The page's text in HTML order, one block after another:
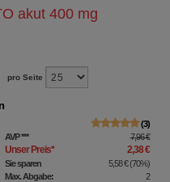
akut 400 mg
pro Seite
3
AVP*** 7,96 €
Unser Preis* 2,38 €
Sie sparen 5,58 €(70%)
Max. Abgabe:
2